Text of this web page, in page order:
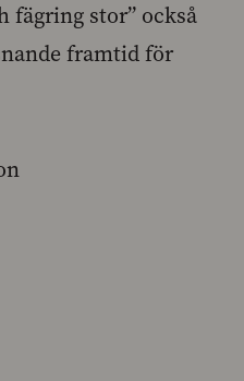
fägring stor” också
framtid för